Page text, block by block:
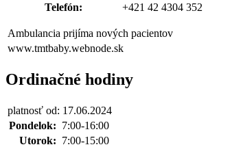
Telefón: +421 42 4304 352
Ambulancia prijíma nových pacientov
www.tmtbaby.webnode.sk
Ordinačné hodiny
platnosť od: 17.06.2024
Pondelok: 7:00-16:00
Utorok: 7:00-15:00